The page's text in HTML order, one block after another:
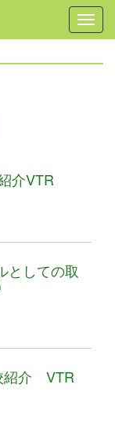
介VTR
としての取
紹介 VTR